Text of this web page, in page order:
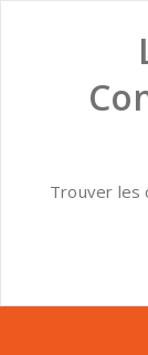
Trouver les